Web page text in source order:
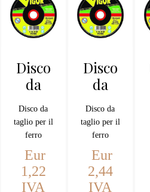
Disco
da
taglio
ferro
115
Disco da
taglio per il
ferro
steel per
smerigliatrici
diametro
Eur
1,22
IVA
Disco
da
taglio
ferro
230
Disco da
taglio per il
ferro
steel per
smerigliatrici
diametro
Eur
2,44
IVA